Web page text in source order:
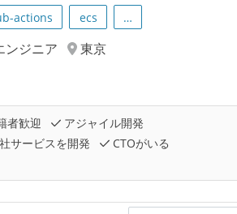
actions ecs …
ンジニア
東京
者歓迎
アジャイル開発
サービスを開発
CTOがいる